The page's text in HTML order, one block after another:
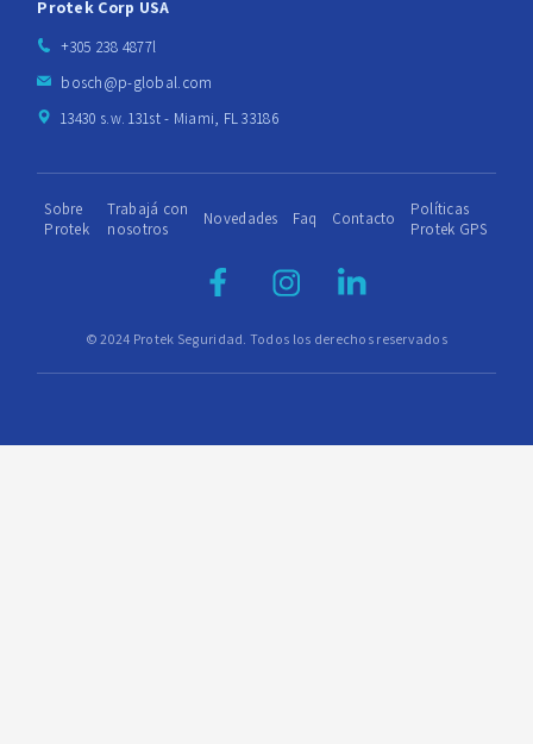
Protek Corp USA
+305 238 4877l
bosch@p-global.com
13430 s.w. 131st - Miami, FL 33186
© 2024 Protek Seguridad. Todos los derechos reservados
Sobre
Protek
Trabajá con
nosotros
Novedades Faq Contacto
Políticas
Protek GPS